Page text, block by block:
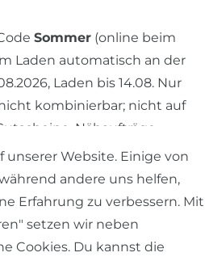
Sommer (online beim
Laden automatisch an der
Laden bis 14.08. Nur
kombinierbar; nicht auf
Nähaufträge.
unserer Website. Einige von
andere uns helfen,
Erfahrung zu verbessern. Mit
setzen wir neben
Cookies. Du kannst die